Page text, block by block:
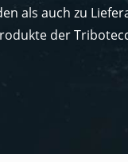
als auch zu
der